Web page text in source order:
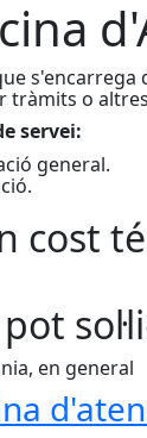
tràmits o
servei:
general.
cost
en general